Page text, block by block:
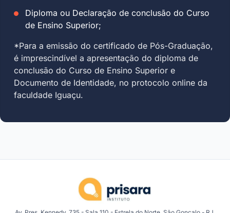
Diploma ou Declaração de conclusão do Curso
de Ensino Superior;
*Para a emissão do certificado de Pós-Graduação,
é imprescindível a apresentação do diploma de
conclusão do Curso de Ensino Superior e
Documento de Identidade, no protocolo online da
faculdade Iguaçu.